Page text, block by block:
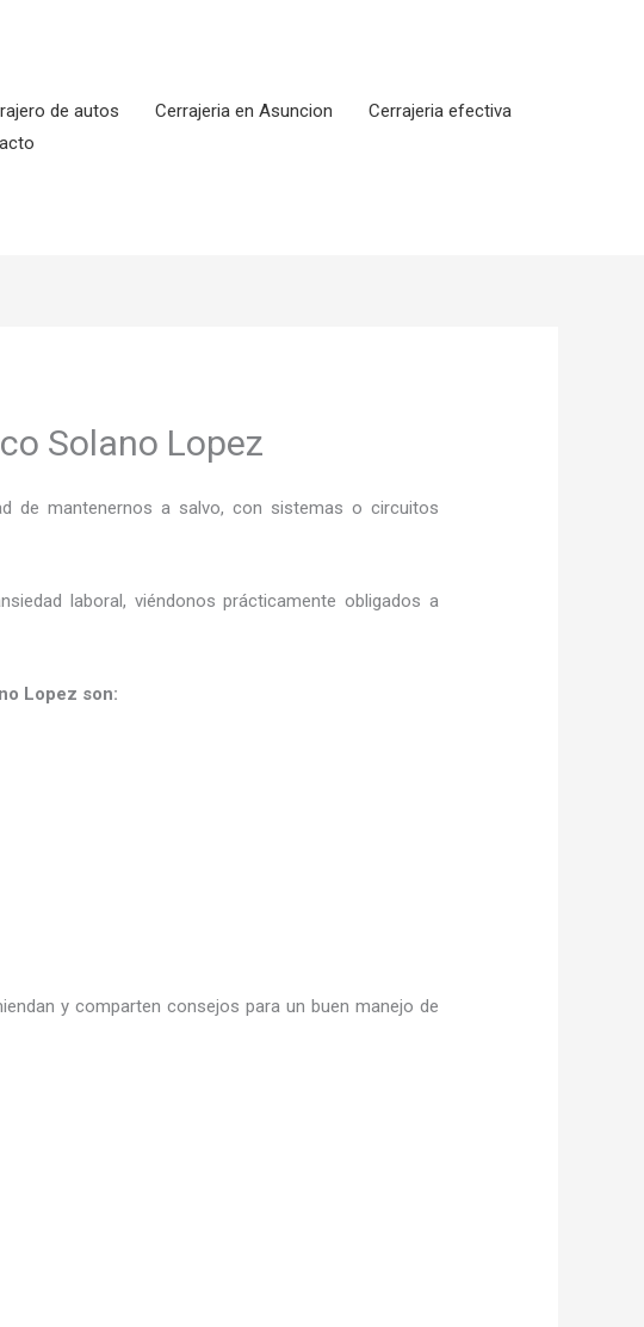
de autos Cerrajeria en Asuncion
Cerrajeria efectiva
Solano Lopez
de mantenernos a salvo, con sistemas o circuitos
laboral, viéndonos prácticamente obligados a
Lopez son:
y comparten consejos para un buen manejo de